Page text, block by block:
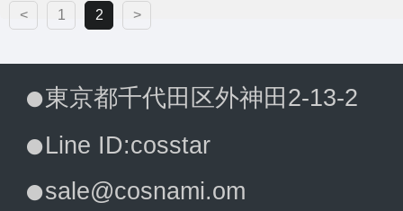
< 1 2 >
東京都千代田区外神田2-13-2
Line ID:cosstar
sale@cosnami.om